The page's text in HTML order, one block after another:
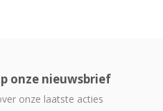
onze nieuwsbrief
onze laatste acties